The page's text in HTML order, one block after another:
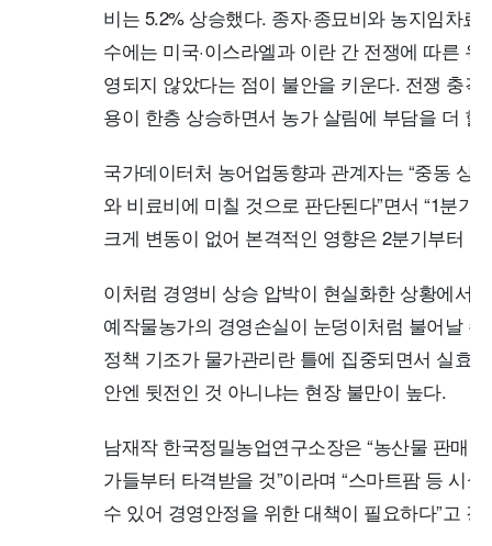
비는 5.2% 상승했다. 종자·종묘비와 농지임차
수에는 미국·이스라엘과 이란 간 전쟁에 따른
영되지 않았다는 점이 불안을 키운다. 전쟁 충
용이 한층 상승하면서 농가 살림에 부담을 더 할
국가데이터처 농어업동향과 관계자는 “중동 상
와 비료비에 미칠 것으로 판단된다”면서 “1분기
크게 변동이 없어 본격적인 영향은 2분기부터
이처럼 경영비 상승 압박이 현실화한 상황에서
예작물농가의 경영손실이 눈덩이처럼 불어날
정책 기조가 물가관리란 틀에 집중되면서 실효
안엔 뒷전인 것 아니냐는 현장 불만이 높다.
남재작 한국정밀농업연구소장은 “농산물 판매
가들부터 타격받을 것”이라며 “스마트팜 등 시
수 있어 경영안정을 위한 대책이 필요하다”고 강